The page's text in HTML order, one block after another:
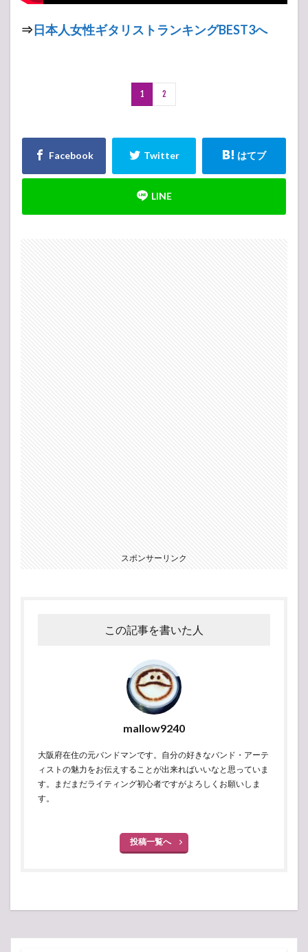
⇒日本人女性ギタリストランキングBEST3へ
1 2
スポンサーリンク
この記事を書いた人
mallow9240
大阪府在住の元バンドマンです。自分の好きなバンド・アーテ
ィストの魅力をお伝えすることが出来ればいいなと思っていま
す。まだまだライティング初心者ですがよろしくお願いしま
す。
投稿一覧へ